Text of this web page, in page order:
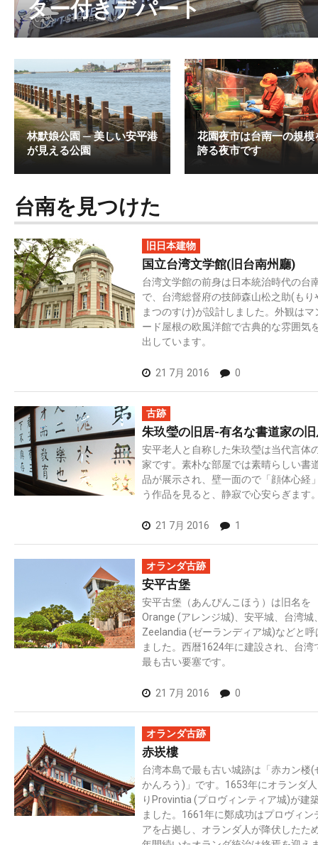
ター付きデパート
林默娘公園 ─ 美しい安平港
が見える公園
花園夜市は台南一の規模
誇る夜市です
台南を見つけた
旧日本建物
国立台湾文学館(旧台南州廳)
台湾文学館の前身は日本統治時代の台
で、台湾総督府の技師森山松之助(もり
まつのすけ)が設計しました。外観はマ
ード屋根の欧風洋館で古典的な雰囲気
出しています。
21 7月 2016 0
古跡
朱玖瑩の旧居-有名な書道家の
安平老人と自称した朱玖瑩は当代言体
家です。素朴な部屋では素晴らしい書
品が展示され、壁一面ので「顔体心経
う作品を見ると、静寂で心安らぎます
21 7月 2016 1
オランダ古跡
安平古堡
安平古堡（あんぴんこほう）は旧名を
Orange (アレンジ城)、安平城、台湾城
Zeelandia (ゼーランディア城)などと呼
ました。西暦1624年に建設され、台湾
最も古い要塞です。
21 7月 2016 0
オランダ古跡
赤崁樓
台湾本島で最も古い城跡は「赤カン楼(
かんろう)」です。1653年にオランダ
りProvintia (プロヴィンティア城)が建
ました。1661年に鄭成功はプロヴィン
アを占拠し、オランダ人が降伏したた